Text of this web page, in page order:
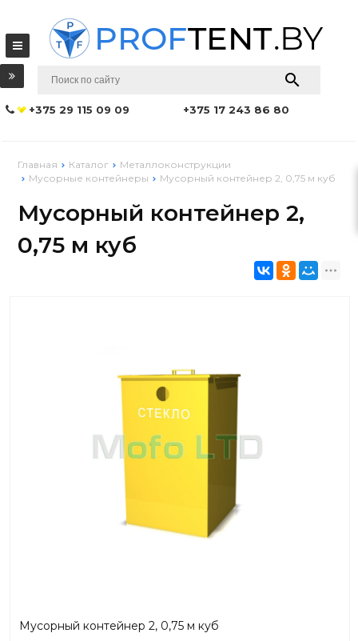
+375 29 115 09 09 +375 17 243 86 80
Главная Каталог
Металлоконструкции
Мусорные контейнеры
Мусорный контейнер 2, 0,75 м куб
Мусорный контейнер 2,
0,75 м куб
Мусорный контейнер 2, 0,75 м куб